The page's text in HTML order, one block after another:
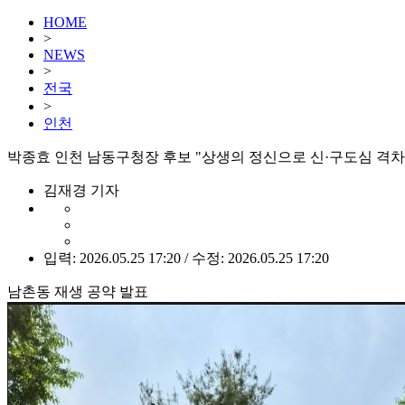
HOME
>
NEWS
>
전국
>
인천
박종효 인천 남동구청장 후보 "상생의 정신으로 신·구도심 격
김재경 기자
입력: 2026.05.25 17:20 / 수정: 2026.05.25 17:20
남촌동 재생 공약 발표